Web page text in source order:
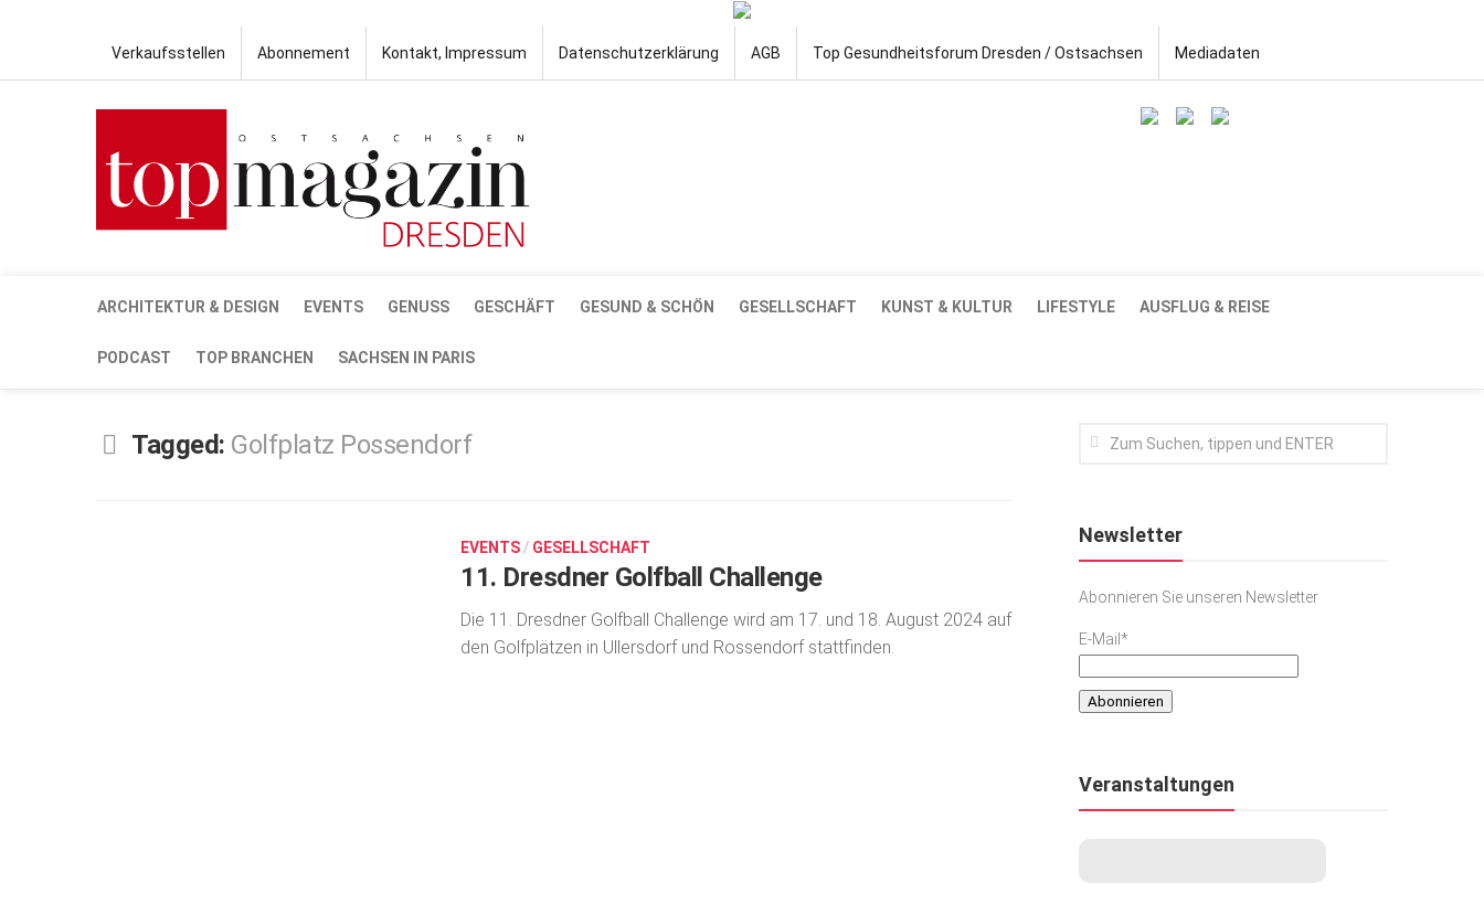
Verkaufsstellen Abonnement Kontakt, Impressum Datenschutzerklärung AGB Top Gesundheitsforum Dresden / Ostsachsen Mediadaten
ARCHITEKTUR & DESIGN EVENTS GENUSS GESCHÄFT GESUND & SCHÖN GESELLSCHAFT KUNST & KULTUR LIFESTYLE AUSFLUG & REISE
PODCAST TOP BRANCHEN SACHSEN IN PARIS
Tagged: Golfplatz Possendorf
EVENTS / GESELLSCHAFT
11. Dresdner Golfball Challenge
Die 11. Dresdner Golfball Challenge wird am 17. und 18. August 2024 auf
den Golfplätzen in Ullersdorf und Rossendorf stattfinden.
Newsletter
Abonnieren Sie unseren Newsletter
E-Mail*
Veranstaltungen